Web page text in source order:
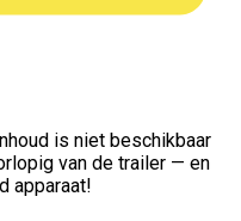
is niet beschikbaar
van de trailer — en
apparaat!